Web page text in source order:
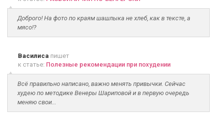
Доброго! На фото по краям шашлыка не хлеб, как в тексте, а
мясо!?
Василиса пишет
к статье: Полезные рекомендации при похудении
Всё правильно написано, важно менять привычки. Сейчас
худею по методике Венеры Шариповой и в первую очередь
меняю свои...